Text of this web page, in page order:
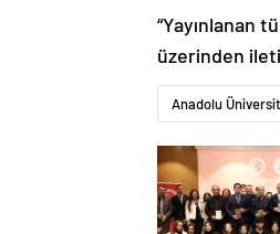
“Yayınlanan
üzerinden
Anadolu